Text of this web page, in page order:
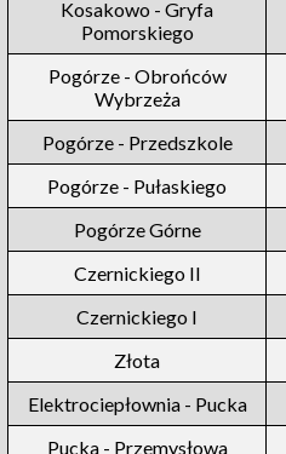
Kosakowo - Gryfa
Pomorskiego
Pogórze - Obrońców
Wybrzeża
Pogórze - Przedszkole
Pogórze - Pułaskiego
Pogórze Górne
Czernickiego II
Czernickiego I
Złota
Elektrociepłownia - Pucka
Pucka - Przemysłowa